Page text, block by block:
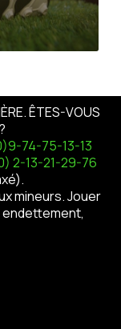
ÊTES-VOUS
74-75-13-13
2-13-21-29-76
mineurs. Jouer